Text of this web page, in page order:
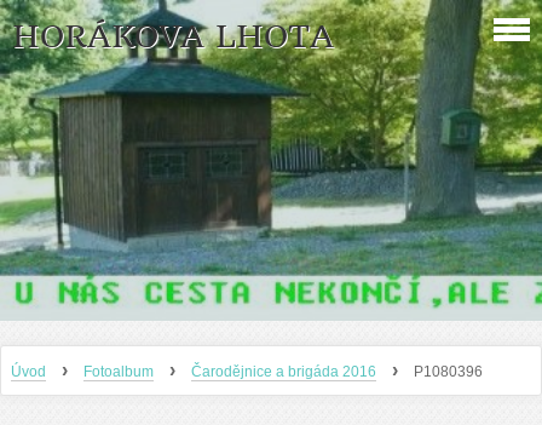
HORÁKOVA LHOTA
Úvod › Fotoalbum › Čarodějnice a brigáda 2016 › P1080396